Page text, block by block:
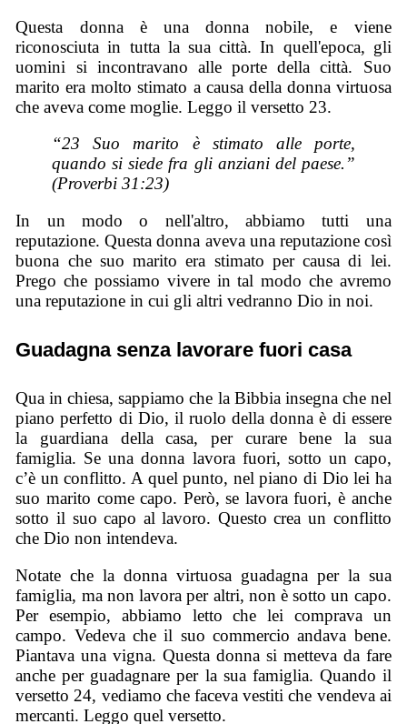
Questa donna è una donna nobile, e viene
riconosciuta in tutta la sua città. In quell'epoca, gli
uomini si incontravano alle porte della città. Suo
marito era molto stimato a causa della donna virtuosa
che aveva come moglie. Leggo il versetto 23.
“23 Suo marito è stimato alle porte,
quando si siede fra gli anziani del paese.”
(Proverbi 31:23)
In un modo o nell'altro, abbiamo tutti una
reputazione. Questa donna aveva una reputazione così
buona che suo marito era stimato per causa di lei.
Prego che possiamo vivere in tal modo che avremo
una reputazione in cui gli altri vedranno Dio in noi.
Guadagna senza lavorare fuori casa
Qua in chiesa, sappiamo che la Bibbia insegna che nel
piano perfetto di Dio, il ruolo della donna è di essere
la guardiana della casa, per curare bene la sua
famiglia. Se una donna lavora fuori, sotto un capo,
c’è un conflitto. A quel punto, nel piano di Dio lei ha
suo marito come capo. Però, se lavora fuori, è anche
sotto il suo capo al lavoro. Questo crea un conflitto
che Dio non intendeva.
Notate che la donna virtuosa guadagna per la sua
famiglia, ma non lavora per altri, non è sotto un capo.
Per esempio, abbiamo letto che lei comprava un
campo. Vedeva che il suo commercio andava bene.
Piantava una vigna. Questa donna si metteva da fare
anche per guadagnare per la sua famiglia. Quando il
versetto 24, vediamo che faceva vestiti che vendeva ai
mercanti. Leggo quel versetto.